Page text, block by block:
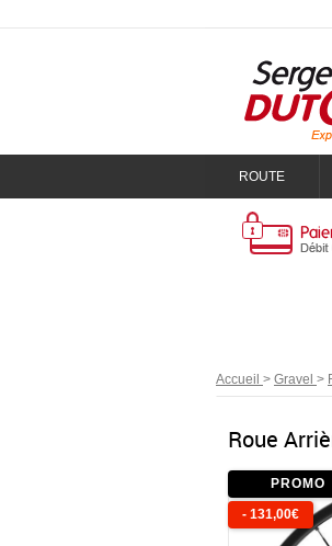
ROUTE
Accueil > Gravel >
Roue
PROMO
- 131,00€